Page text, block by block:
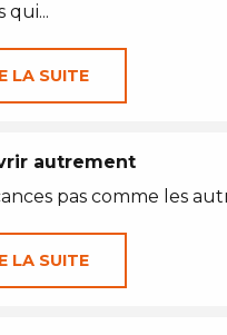
qui...
LA SUITE
autrement
pas comme les
LA SUITE